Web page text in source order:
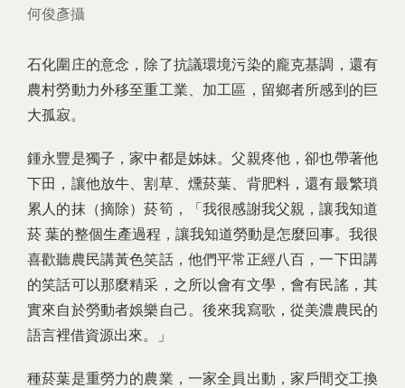
何俊彥攝
石化圍庄的意念，除了抗議環境污染的龐克基調，還有
農村勞動力外移至重工業、加工區，留鄉者所感到的巨
大孤寂。
鍾永豐是獨子，家中都是姊妹。父親疼他，卻也帶著他
下田，讓他放牛、割草、燻菸葉、背肥料，還有最繁瑣
累人的抹（摘除）菸筍，「我很感謝我父親，讓我知道
菸 葉的整個生產過程，讓我知道勞動是怎麼回事。我很
喜歡聽農民講黃色笑話，他們平常正經八百，一下田講
的笑話可以那麼精采，之所以會有文學，會有民謠，其
實來自於勞動者娛樂自己。後來我寫歌，從美濃農民的
語言裡借資源出來。」
種菸葉是重勞力的農業，一家全員出動，家戶間交工換